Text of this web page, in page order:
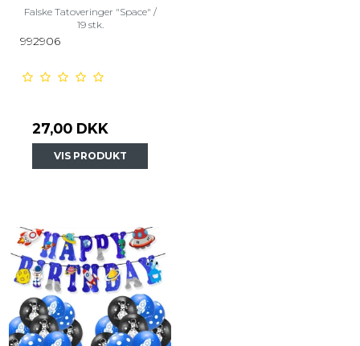
Falske Tatoveringer "Space" /
19 stk.
992906
27,00 DKK
VIS PRODUKT